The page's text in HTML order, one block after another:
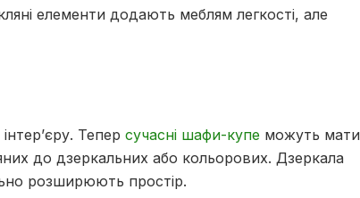
елементи додають меблям легкості, але
Тепер сучасні шафи-купе можуть мати
до дзеркальних або кольорових. Дзеркала
розширюють простір.